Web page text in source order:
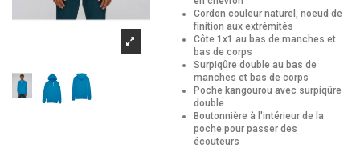
Cordon couleur naturel, noeud de
finition aux extrémités
Côte 1x1 au bas de manches et
bas de corps
Surpiqûre double au bas de
manches et bas de corps
Poche kangourou avec surpiqûre
double
Boutonnière à l'intérieur de la
poche pour passer des
écouteurs